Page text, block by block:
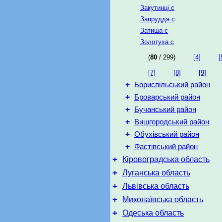
Закутинці с
Запруддя с
Затиша с
Золотуха с
(80 / 299) [4]
[7] [8] [9]
+ Бориспільський район
+ Броварський район
+ Бучанський район
+ Вишгородський район
+ Обухівський район
+ Фастівський район
+ Кіровоградська область
+ Луганська область
+ Львівська область
+ Миколаївська область
+ Одеська область